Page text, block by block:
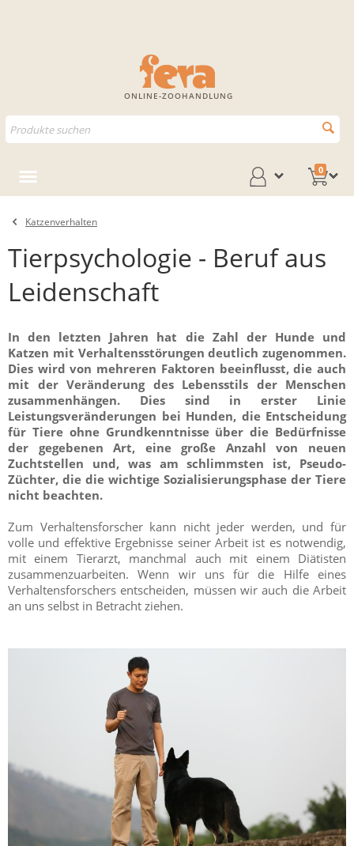
ONLINE-ZOOHANDLUNG
0
Katzenverhalten
Tierpsychologie - Beruf aus
Leidenschaft
In den letzten Jahren hat die Zahl der Hunde und
Katzen mit Verhaltensstörungen deutlich zugenommen.
Dies wird von mehreren Faktoren beeinflusst, die auch
mit der Veränderung des Lebensstils der Menschen
zusammenhängen. Dies sind in erster Linie
Leistungsveränderungen bei Hunden, die Entscheidung
für Tiere ohne Grundkenntnisse über die Bedürfnisse
der gegebenen Art, eine große Anzahl von neuen
Zuchtstellen und, was am schlimmsten ist, Pseudo-
Züchter, die die wichtige Sozialisierungsphase der Tiere
nicht beachten.
Zum Verhaltensforscher kann nicht jeder werden, und für
volle und effektive Ergebnisse seiner Arbeit ist es notwendig,
mit einem Tierarzt, manchmal auch mit einem Diätisten
zusammenzuarbeiten. Wenn wir uns für die Hilfe eines
Verhaltensforschers entscheiden, müssen wir auch die Arbeit
an uns selbst in Betracht ziehen.